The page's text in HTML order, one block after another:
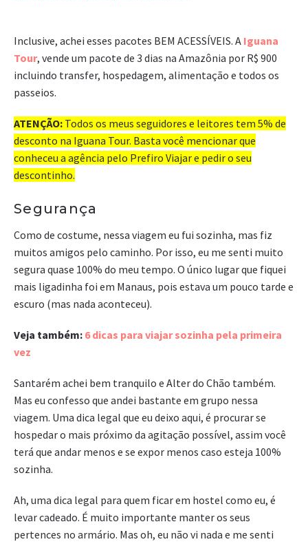
Inclusive, achei esses pacotes BEM ACESSÍVEIS. A Iguana
Tour, vende um pacote de 3 dias na Amazônia por R$ 900
incluindo transfer, hospedagem, alimentação e todos os
passeios.
ATENÇÃO: Todos os meus seguidores e leitores tem 5% de
desconto na Iguana Tour. Basta você mencionar que
conheceu a agência pelo Prefiro Viajar e pedir o seu
descontinho.
Segurança
Como de costume, nessa viagem eu fui sozinha, mas fiz
muitos amigos pelo caminho. Por isso, eu me senti muito
segura quase 100% do meu tempo. O único lugar que fiquei
mais ligadinha foi em Manaus, pois estava um pouco tarde e
escuro (mas nada aconteceu).
Veja também: 6 dicas para viajar sozinha pela primeira
vez
Santarém achei bem tranquilo e Alter do Chão também.
Mas eu confesso que andei bastante em grupo nessa
viagem. Uma dica legal que eu deixo aqui, é procurar se
hospedar o mais próximo da agitação possível, assim você
terá que andar menos e se expor menos caso esteja 100%
sozinha.
Ah, uma dica legal para quem ficar em hostel como eu, é
levar cadeado. É muito importante manter os seus
pertences no armário. Mas oh, eu não vi nada e me senti